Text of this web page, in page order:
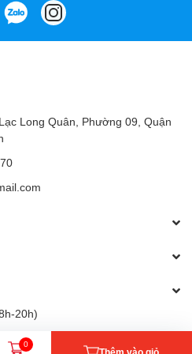
khúc, thiết kế của
bật nhưng lại tập trung vào sự
Long Quân, Phường 09, Quận
20h)
20h)
0